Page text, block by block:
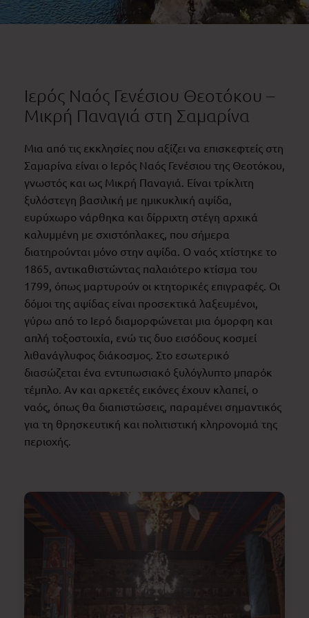
Ιερός Ναός Γενέσιου Θεοτόκου –
Μικρή Παναγιά στη Σαμαρίνα
Μια από τις εκκλησίες που αξίζει να επισκεφτείς στη
Σαμαρίνα είναι ο Ιερός Ναός Γενέσιου της Θεοτόκου,
γνωστός και ως Μικρή Παναγιά. Είναι τρίκλιτη
ξυλόστεγη βασιλική με ημικυκλική αψίδα,
ευρύχωρο νάρθηκα και δίρριχτη στέγη αρχικά
καλυμμένη με σχιστόπλακες, που σήμερα
διατηρούνται μόνο στην αψίδα. Ο ναός χτίστηκε το
1865, αντικαθιστώντας παλαιότερο κτίσμα του
1799, όπως μαρτυρούν οι κτητορικές επιγραφές. Οι
δόμοι της αψίδας είναι προσεκτικά λαξευμένοι,
γύρω από το Ιερό διαμορφώνεται μια όμορφη και
απλή τοξοστοιχία, ενώ τις δυο εισόδους κοσμεί
λιθανάγλυφος διάκοσμος. Στο εσωτερικό
διασώζεται ένα εντυπωσιακό ξυλόγλυπτο μπαρόκ
τέμπλο. Αν και αρκετές εικόνες έχουν κλαπεί, ο
ναός, όπως θα διαπιστώσεις, παραμένει σημαντικός
για τη θρησκευτική και πολιτιστική κληρονομιά της
περιοχής.